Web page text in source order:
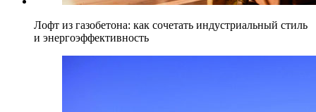
Лофт из газобетона: как сочетать индустриальный стиль
и энергоэффективность